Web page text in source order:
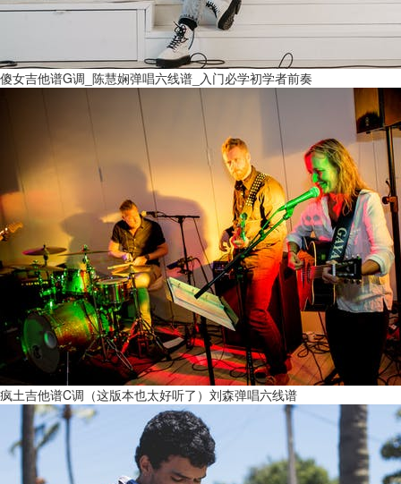
傻女吉他谱G调_陈慧娴弹唱六线谱_入门必学初学者前奏
疯土吉他谱C调（这版本也太好听了）刘森弹唱六线谱